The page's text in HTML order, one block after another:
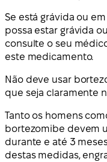
Se está grávida ou
possa estar grávida
consulte o seu
este medicamento.
Não deve usar
que seja claramente
Tanto os homens
bortezomibe devem
durante e até 3
destas medidas,